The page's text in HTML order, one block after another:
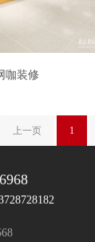
咖装修
上一页 1